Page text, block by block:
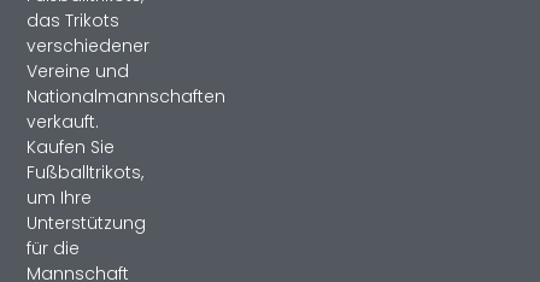
das Trikots
verschiedener
Vereine und
Nationalmannschaften
verkauft.
Kaufen Sie
Fußballtrikots,
um Ihre
Unterstützung
für die
Mannschaft